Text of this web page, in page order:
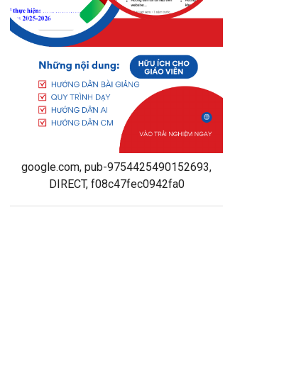
google.com, pub-9754425490152693,
DIRECT, f08c47fec0942fa0